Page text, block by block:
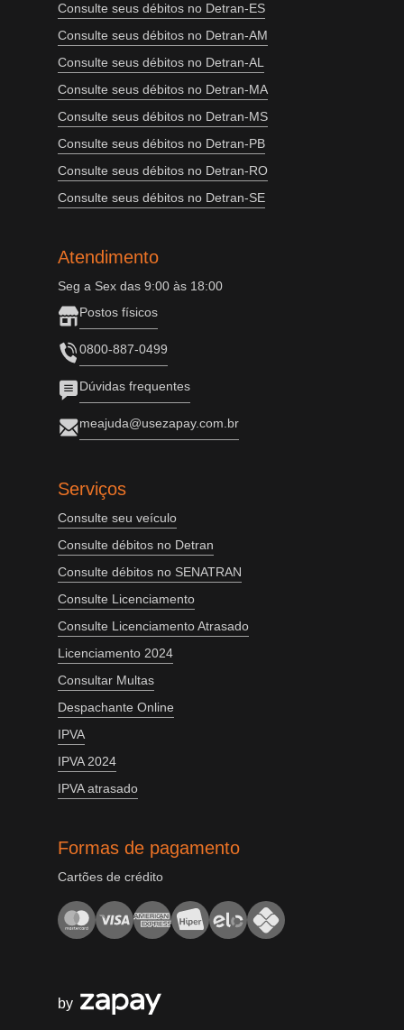
Consulte seus débitos no Detran-ES
Consulte seus débitos no Detran-AM
Consulte seus débitos no Detran-AL
Consulte seus débitos no Detran-MA
Consulte seus débitos no Detran-MS
Consulte seus débitos no Detran-PB
Consulte seus débitos no Detran-RO
Consulte seus débitos no Detran-SE
Atendimento
Seg a Sex das 9:00 às 18:00
Postos físicos
0800-887-0499
Dúvidas frequentes
meajuda@usezapay.com.br
Serviços
Consulte seu veículo
Consulte débitos no Detran
Consulte débitos no SENATRAN
Consulte Licenciamento
Consulte Licenciamento Atrasado
Licenciamento 2024
Consultar Multas
Despachante Online
IPVA
IPVA 2024
IPVA atrasado
Formas de pagamento
Cartões de crédito
by